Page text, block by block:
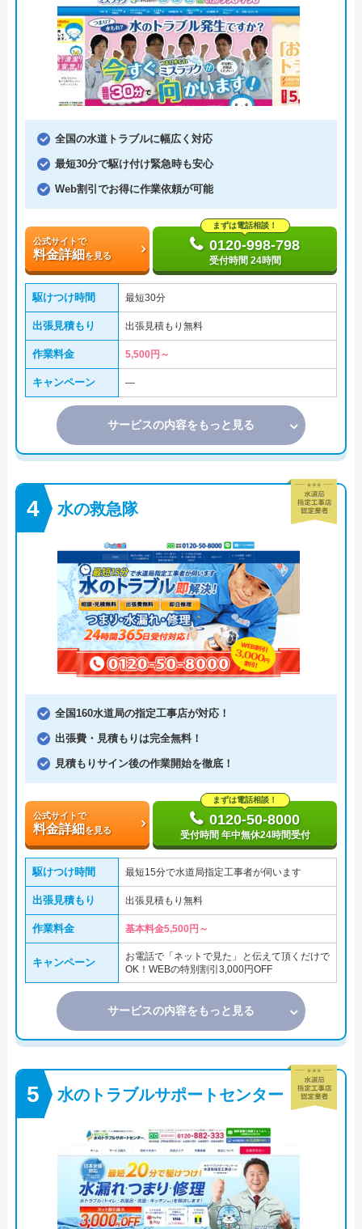
全国の水道トラブルに幅広く対応
最短30分で駆け付け緊急時も安心
Web割引でお得に作業依頼が可能
公式サイトで
料金詳細を見る
まずは電話相談！
0120-998-798
受付時間 24時間
駆けつけ時間 最短30分
出張見積もり 出張見積もり無料
作業料金 5,500円～
キャンペーン ―
サービスの内容をもっと見る
水の救急隊
全国160水道局の指定工事店が対応！
出張費・見積もりは完全無料！
見積もりサイン後の作業開始を徹底！
公式サイトで
料金詳細を見る
まずは電話相談！
0120-50-8000
受付時間 年中無休24時間受付
駆けつけ時間 最短15分で水道局指定工事者が伺います
出張見積もり 出張見積もり無料
作業料金 基本料金5,500円～
キャンペーン
お電話で「ネットで見た」と伝えて頂くだけで
OK！WEBの特別割引3,000円OFF
サービスの内容をもっと見る
水のトラブルサポートセンター